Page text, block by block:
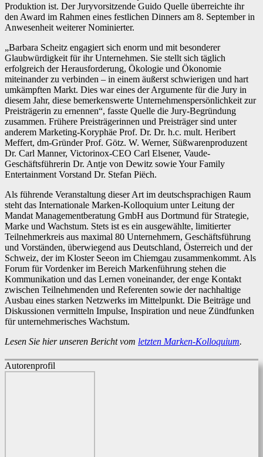
Produktion ist. Der Juryvorsitzende Guido Quelle überreichte ihr
den Award im Rahmen eines festlichen Dinners am 8. September in
Anwesenheit weiterer Nominierter.
„Barbara Scheitz engagiert sich enorm und mit besonderer
Glaubwürdigkeit für ihr Unternehmen. Sie stellt sich täglich
erfolgreich der Herausforderung, Ökologie und Ökonomie
miteinander zu verbinden – in einem äußerst schwierigen und hart
umkämpften Markt. Dies war eines der Argumente für die Jury in
diesem Jahr, diese bemerkenswerte Unternehmenspersönlichkeit zur
Preisträgerin zu ernennen“, fasste Quelle die Jury-Begründung
zusammen. Frühere Preisträgerinnen und Preisträger sind unter
anderem Marketing-Koryphäe Prof. Dr. Dr. h.c. mult. Heribert
Meffert, dm-Gründer Prof. Götz. W. Werner, Süßwarenproduzent
Dr. Carl Manner, Victorinox-CEO Carl Elsener, Vaude-
Geschäftsführerin Dr. Antje von Dewitz sowie Your Family
Entertainment Vorstand Dr. Stefan Piëch.
Als führende Veranstaltung dieser Art im deutschsprachigen Raum
steht das Internationale Marken-Kolloquium unter Leitung der
Mandat Managementberatung GmbH aus Dortmund für Strategie,
Marke und Wachstum. Stets ist es ein ausgewählte, limitierter
Teilnehmerkreis aus maximal 80 Unternehmern, Geschäftsführung
und Vorständen, überwiegend aus Deutschland, Österreich und der
Schweiz, der im Kloster Seeon im Chiemgau zusammenkommt. Als
Forum für Vordenker im Bereich Markenführung stehen die
Kommunikation und das Lernen voneinander, der enge Kontakt
zwischen Teilnehmenden und Referenten sowie der nachhaltige
Ausbau eines starken Netzwerks im Mittelpunkt. Die Beiträge und
Diskussionen vermitteln Impulse, Inspiration und neue Zündfunken
für unternehmerisches Wachstum.
Lesen Sie hier unseren Bericht vom letzten Marken-Kolloquium.
Autorenprofil